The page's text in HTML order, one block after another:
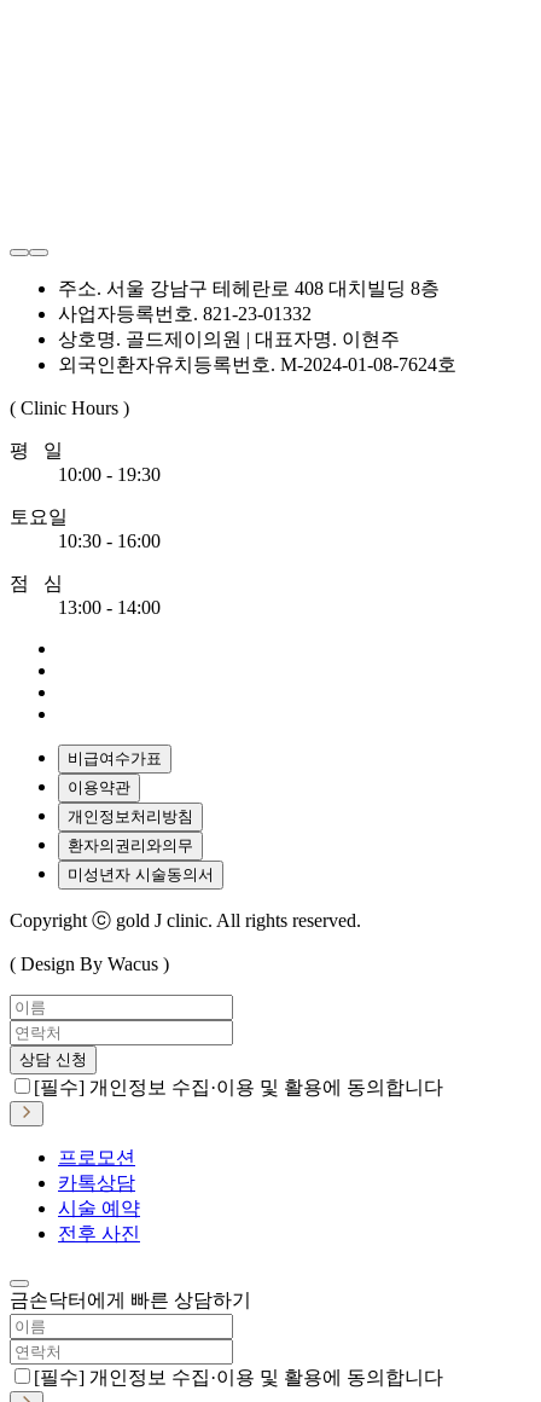
주소. 서울 강남구 테헤란로 408 대치빌딩 8층
사업자등록번호. 821-23-01332
상호명. 골드제이의원 | 대표자명. 이현주
외국인환자유치등록번호. M-2024-01-08-7624호
( Clinic Hours )
평 일
10:00 - 19:30
토요일
10:30 - 16:00
점 심
13:00 - 14:00
비급여수가표
이용약관
개인정보처리방침
환자의권리와의무
미성년자 시술동의서
Copyright ⓒ gold J clinic. All rights reserved.
( Design By Wacus )
상담 신청
[필수] 개인정보 수집·이용 및 활용에 동의합니다
프로모션
카톡상담
시술 예약
전후 사진
금손닥터에게 빠른 상담하기
[필수] 개인정보 수집·이용 및 활용에 동의합니다